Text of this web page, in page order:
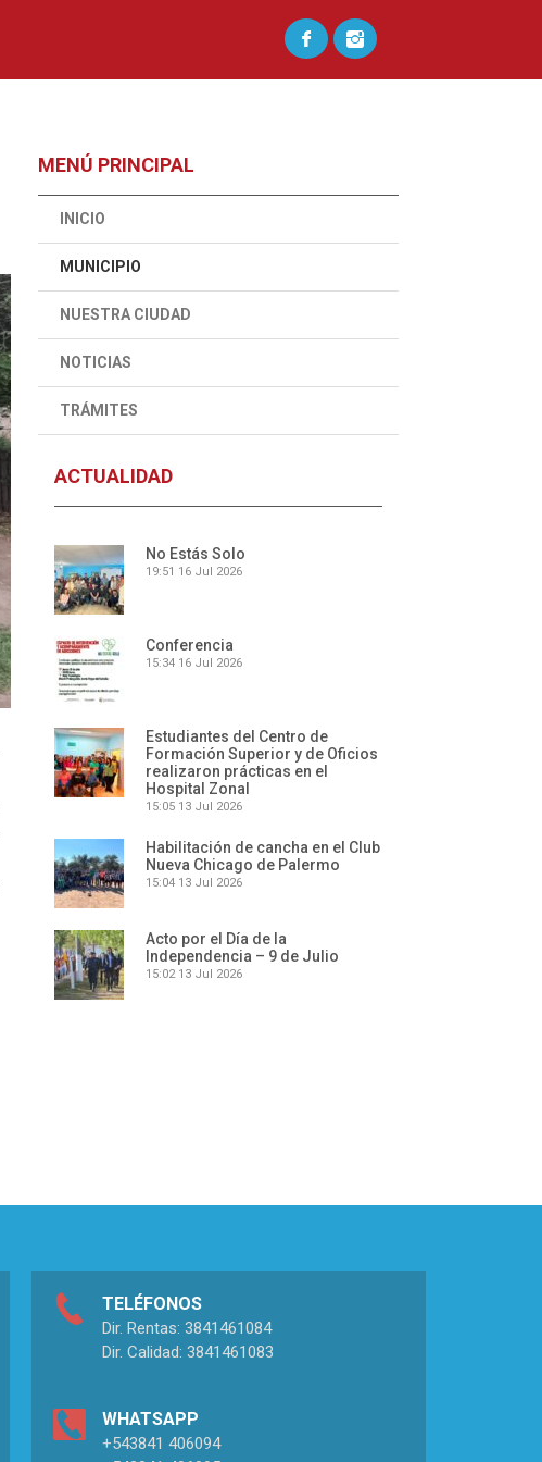
MENÚ PRINCIPAL
INICIO
MUNICIPIO
NUESTRA CIUDAD
NOTICIAS
TRÁMITES
ACTUALIDAD
No Estás Solo
19:51 16 Jul 2026
Conferencia
15:34 16 Jul 2026
Estudiantes del Centro de
Formación Superior y de Oficios
realizaron prácticas en el
Hospital Zonal
15:05 13 Jul 2026
Habilitación de cancha en el Club
Nueva Chicago de Palermo
15:04 13 Jul 2026
Acto por el Día de la
Independencia – 9 de Julio
15:02 13 Jul 2026
TELÉFONOS
Dir. Rentas: 3841461084
Dir. Calidad: 3841461083
WHATSAPP
+543841 406094